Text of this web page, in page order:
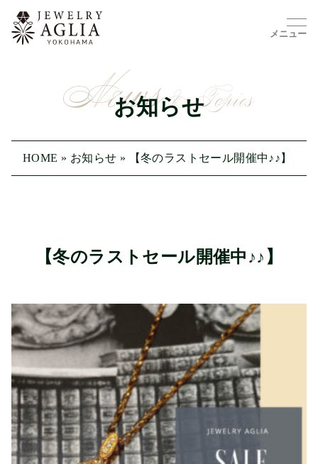
メニュー
お知らせ
HOME » お知らせ » 【冬のラストセール開催中♪♪】
【冬のラストセール開催中♪♪】